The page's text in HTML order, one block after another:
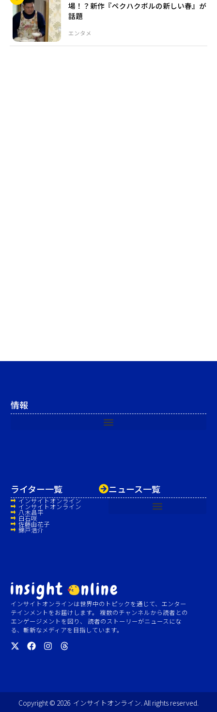
エンタメ
場！？新作『ペクハクボルの新しい春』が
話題
インサイトオンラインは世界中のトピックを通じて、エンター
テインメントをお届けします。 複数のチャンネルから読者との
エンゲージメントを図り、 読者のストーリーがニュースにな
る、斬新なメディアを目指しています。
ニュース一覧
ライター一覧
インサイトオンライン
インサイトオンライン
八木昌平
白石咲
佐藤由花子
錦戸浩介
情報
Copyright © 2026 インサイトオンライン. All rights reserved.